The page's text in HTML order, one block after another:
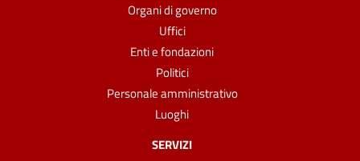
Organi di governo
Uffici
Enti e fondazioni
Politici
Personale amministrativo
Luoghi
SERVIZI